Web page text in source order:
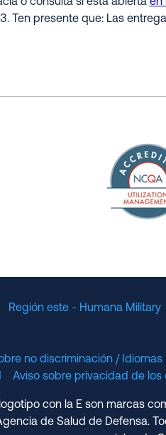
Ten presente que: Las
Región este - Humana Military
no discriminación / Idiomas
Aviso sobre privacidad de
con la E son marcas
de Salud de Defensa.